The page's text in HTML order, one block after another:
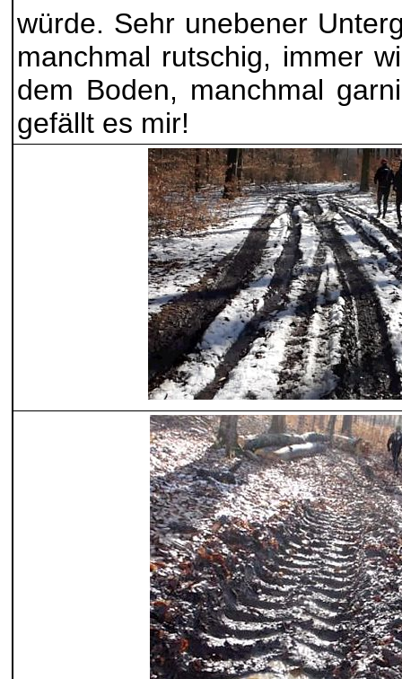
würde. Sehr unebener
manchmal rutschig, immer
dem Boden, manchmal
gefällt es mir!